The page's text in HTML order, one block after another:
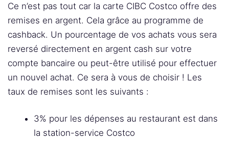
Ce n’est pas tout car la carte CIBC Costco offre des
remises en argent. Cela grâce au programme de
cashback. Un pourcentage de vos achats vous sera
reversé directement en argent cash sur votre
compte bancaire ou peut-être utilisé pour effectuer
un nouvel achat. Ce sera à vous de choisir ! Les
taux de remises sont les suivants :
3% pour les dépenses au restaurant est dans
la station-service Costco